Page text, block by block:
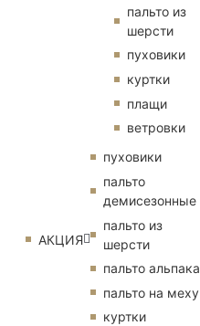
пальто из
шерсти
пуховики
куртки
плащи
ветровки
АКЦИЯ
пуховики
пальто
демисезонные
пальто из
шерсти
пальто альпака
пальто на меху
куртки